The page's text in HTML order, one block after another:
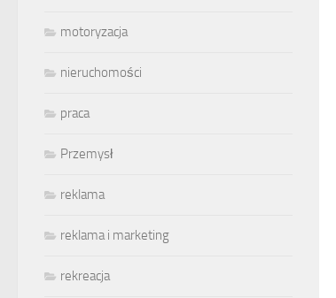
motoryzacja
nieruchomości
praca
Przemysł
reklama
reklama i marketing
rekreacja